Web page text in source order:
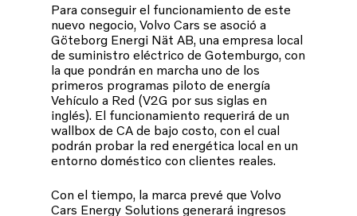
Para conseguir el funcionamiento de este
nuevo negocio, Volvo Cars se asoció a
Göteborg Energi Nät AB, una empresa local
de suministro eléctrico de Gotemburgo, con
la que pondrán en marcha uno de los
primeros programas piloto de energía
Vehículo a Red (V2G por sus siglas en
inglés). El funcionamiento requerirá de un
wallbox de CA de bajo costo, con el cual
podrán probar la red energética local en un
entorno doméstico con clientes reales.
Con el tiempo, la marca prevé que Volvo
Cars Energy Solutions generará ingresos